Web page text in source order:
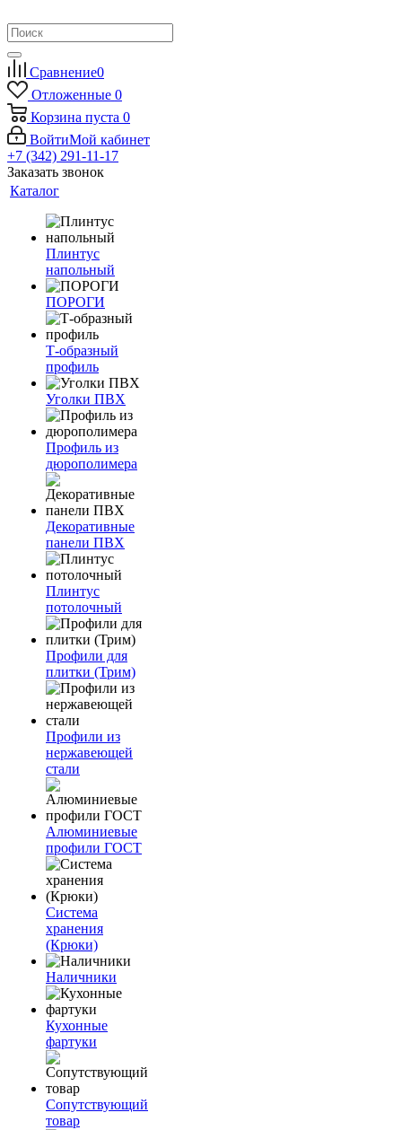
Сравнение0
Отложенные 0
Корзина пуста 0
ВойтиМой кабинет
+7 (342) 291-11-17
Заказать звонок
Каталог
Плинтус
напольный
ПОРОГИ
Т-образный
профиль
Уголки ПВХ
Профиль из
дюрополимера
Декоративные
панели ПВХ
Плинтус
потолочный
Профили для
плитки (Трим)
Профили из
нержавеющей
стали
Алюминиевые
профили ГОСТ
Система
хранения
(Крюки)
Наличники
Кухонные
фартуки
Сопутствующий
товар